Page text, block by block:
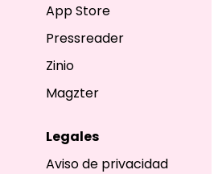
App Store
Pressreader
Zinio
Magzter
Legales
Aviso de privacidad